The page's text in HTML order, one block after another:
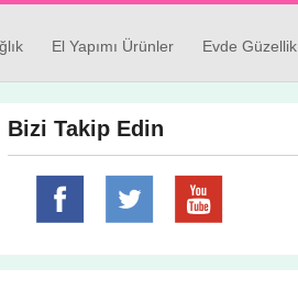
El Yapımı Ürünler Evde Güzellik
Bizi Takip Edin